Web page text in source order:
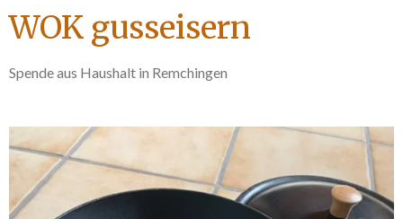
WOK gusseisern
Spende aus Haushalt in Remchingen